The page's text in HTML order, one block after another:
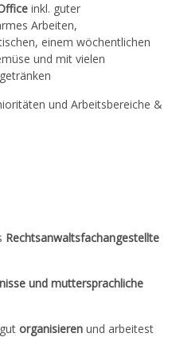
inkl. guter
Arbeiten,
einem wöchentlichen
und mit vielen
und Arbeitsbereiche &
Rechtsanwaltsfachangestellte
und muttersprachliche
organisieren und arbeitest